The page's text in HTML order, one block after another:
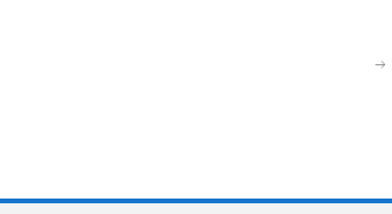
ꁹ